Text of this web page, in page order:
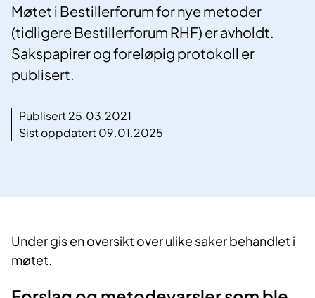
Møtet i Bestillerforum for nye metoder
(tidligere Bestillerforum RHF) er avholdt.
Sakspapirer og foreløpig protokoll er
publisert.
Publisert 25.03.2021
Sist oppdatert 09.01.2025
​Under gis en oversikt over ulike saker behandlet i
møtet.